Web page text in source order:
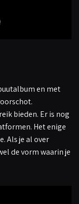
en met
bieden. Er is nog
Het enige
Als je al over
de vorm waarin je